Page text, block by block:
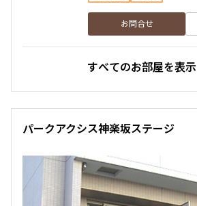
お問合せ
すべてのお部屋を表示
パークアクシス神楽坂ステージ